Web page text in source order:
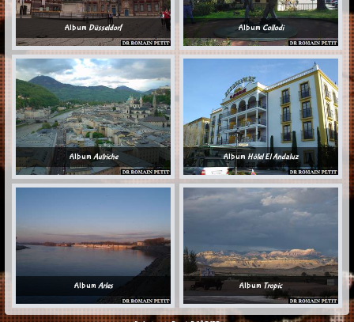
Album Düsseldorf AlbumCollodi
Album Autriche Album Hôtel El Andaluz
Album Arles Album Tropic